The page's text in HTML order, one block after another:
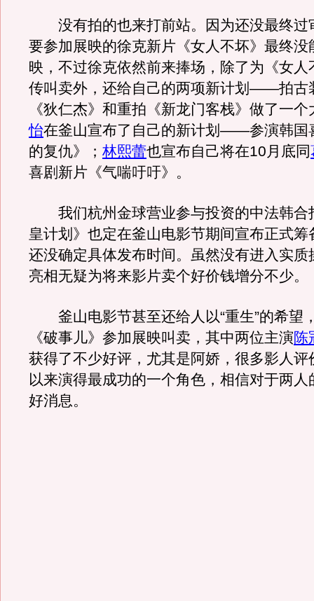
没有拍的也来打前站。因为还没最终过
要参加展映的徐克新片《女人不坏》最终没
映，不过徐克依然前来捧场，除了为《女人
传叫卖外，还给自己的两项新计划——拍古
《狄仁杰》和重拍《新龙门客栈》做了一个
怡在釜山宣布了自己的新计划——参演韩国
的复仇》； 林熙蕾也宣布自己将在10月底同
喜剧新片《气喘吁吁》。
我们杭州金球营业参与投资的中法韩合
皇计划》也定在釜山电影节期间宣布正式筹
还没确定具体发布时间。虽然没有进入实质
亮相无疑为将来影片卖个好价钱增分不少。
釜山电影节甚至还给人以“重生”的希望
《破事儿》参加展映叫卖，其中两位主演陈
获得了不少好评，尤其是阿娇，很多影人评
以来演得最成功的一个角色，相信对于两人
好消息。